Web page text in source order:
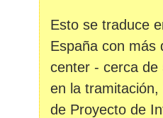
Esto se traduce
España con más
center - cerca de
en la
de Proyecto de